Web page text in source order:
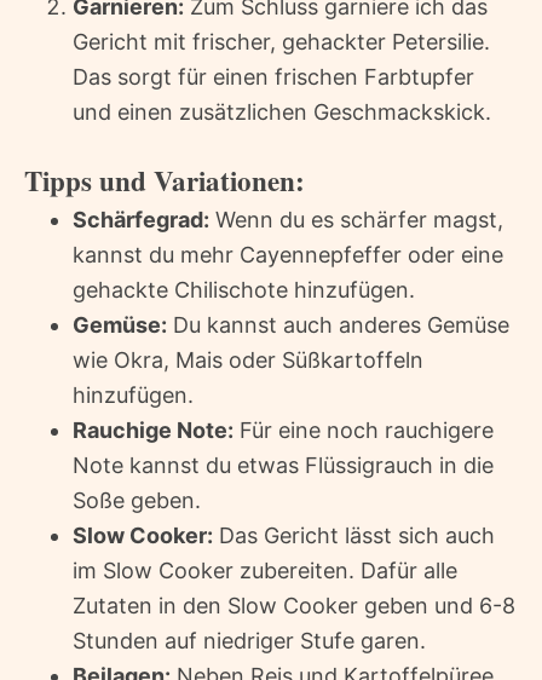
Garnieren: Zum Schluss garniere ich das
Gericht mit frischer, gehackter Petersilie.
Das sorgt für einen frischen Farbtupfer
und einen zusätzlichen Geschmackskick.
Tipps und Variationen:
Schärfegrad: Wenn du es schärfer magst,
kannst du mehr Cayennepfeffer oder eine
gehackte Chilischote hinzufügen.
Gemüse: Du kannst auch anderes Gemüse
wie Okra, Mais oder Süßkartoffeln
hinzufügen.
Rauchige Note: Für eine noch rauchigere
Note kannst du etwas Flüssigrauch in die
Soße geben.
Slow Cooker: Das Gericht lässt sich auch
im Slow Cooker zubereiten. Dafür alle
Zutaten in den Slow Cooker geben und 6-8
Stunden auf niedriger Stufe garen.